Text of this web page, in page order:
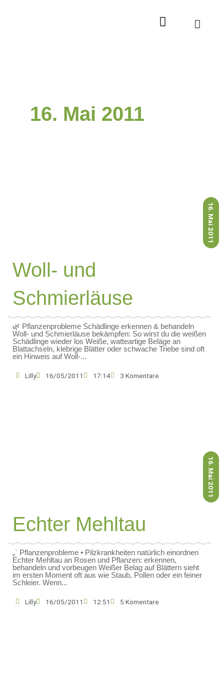
16. Mai 2011
16. Mai 2011
Woll- und
Schmierläuse
🌿 Pflanzenprobleme Schädlinge erkennen & behandeln
Woll- und Schmierläuse bekämpfen: So wirst du die weißen
Schädlinge wieder los Weiße, watteartige Beläge an
Blattachseln, klebrige Blätter oder schwache Triebe sind oft
ein Hinweis auf Woll-...
Lilly 16/05/2011 17:14 3 Komentare
16. Mai 2011
Echter Mehltau
„` Pflanzenprobleme • Pilzkrankheiten natürlich einordnen
Echter Mehltau an Rosen und Pflanzen: erkennen,
behandeln und vorbeugen Weißer Belag auf Blättern sieht
im ersten Moment oft aus wie Staub, Pollen oder ein feiner
Schleier. Wenn...
Lilly 16/05/2011 12:51 5 Komentare